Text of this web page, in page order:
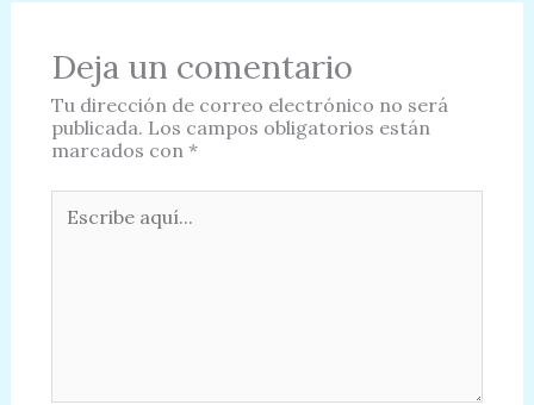
Deja un comentario
Tu dirección de correo electrónico no será
publicada. Los campos obligatorios están
marcados con *
aquí...